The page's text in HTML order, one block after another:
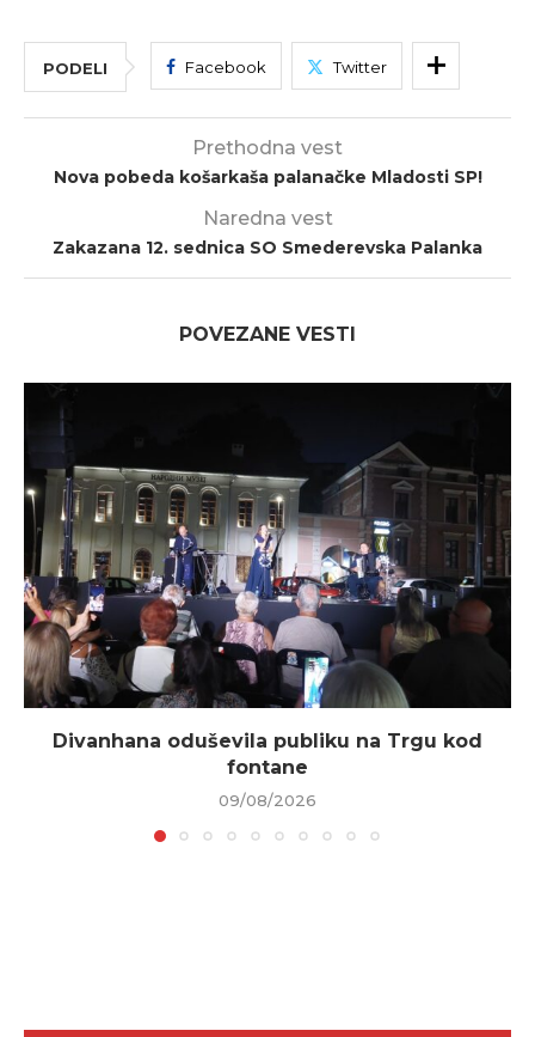
PODELI Facebook Twitter
Prethodna vest
Nova pobeda košarkaša palanačke Mladosti SP!
Naredna vest
Zakazana 12. sednica SO Smederevska Palanka
POVEZANE VESTI
Divanhana oduševila publiku na Trgu kod
fontane
09/08/2026